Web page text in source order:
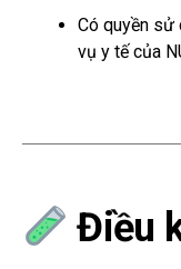
Có quyền sử
vụ y tế của
Điều